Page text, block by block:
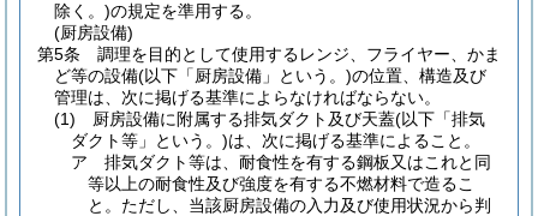
除く。)の規定を準用する。
(厨房設備)
第5条
調理を目的として使用するレンジ、フライヤー、かま
ど等の設備(以下「厨房設備」という。)の位置、構造及び
管理は、次に掲げる基準によらなければならない。
(1)
厨房設備に附属する排気ダクト及び天蓋(以下「排気
ダクト等」という。)は、次に掲げる基準によること。
ア
排気ダクト等は、耐食性を有する鋼板又はこれと同
等以上の耐食性及び強度を有する不燃材料で造るこ
と。 ただし、当該厨房設備の入力及び使用状況から判